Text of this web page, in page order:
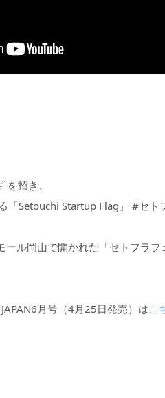
招き、
「Setouchi Startup Flag」 #セト
ール岡山で開かれた「セトフラ
月号（4月25日発売）はこ